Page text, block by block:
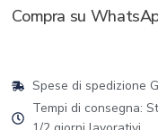
Compra su
Spese di spedizione
Tempi di consegna: